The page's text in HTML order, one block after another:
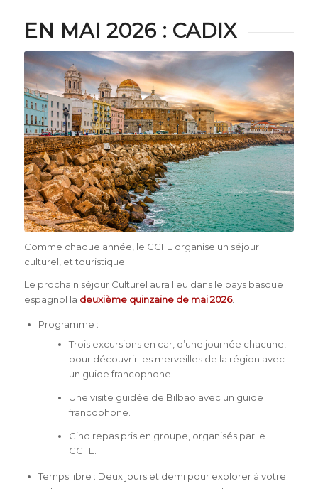
EN MAI 2026 : CADIX
Comme chaque année, le CCFE organise un séjour
culturel, et touristique.
Le prochain séjour Culturel aura lieu dans le pays basque
espagnol la deuxième quinzaine de mai 2026.
Programme :
Trois excursions en car, d’une journée chacune,
pour découvrir les merveilles de la région avec
un guide francophone.
Une visite guidée de Bilbao avec un guide
francophone.
Cinq repas pris en groupe, organisés par le
CCFE.
Temps libre : Deux jours et demi pour explorer à votre